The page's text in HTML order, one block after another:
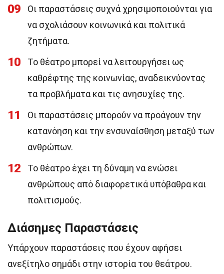
09
Οι παραστάσεις συχνά χρησιμοποιούνται για
να σχολιάσουν κοινωνικά και πολιτικά
ζητήματα.
10
Το θέατρο μπορεί να λειτουργήσει ως
καθρέφτης της κοινωνίας, αναδεικνύοντας
τα προβλήματα και τις ανησυχίες της.
11
Οι παραστάσεις μπορούν να προάγουν την
κατανόηση και την ενσυναίσθηση μεταξύ των
ανθρώπων.
12
Το θέατρο έχει τη δύναμη να ενώσει
ανθρώπους από διαφορετικά υπόβαθρα και
πολιτισμούς.
Διάσημες Παραστάσεις
Υπάρχουν παραστάσεις που έχουν αφήσει
ανεξίτηλο σημάδι στην ιστορία του θεάτρου.